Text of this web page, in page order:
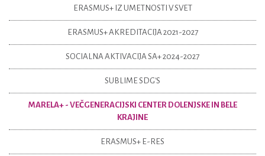
ERASMUS+ IZ UMETNOSTI V SVET
ERASMUS+ AKREDITACIJA 2021-2027
SOCIALNA AKTIVACIJA SA+ 2024-2027
SUBLIME SDG'S
MARELA+ - VEČGENERACIJSKI CENTER DOLENJSKE IN BELE
KRAJINE
ERASMUS+ E-RES